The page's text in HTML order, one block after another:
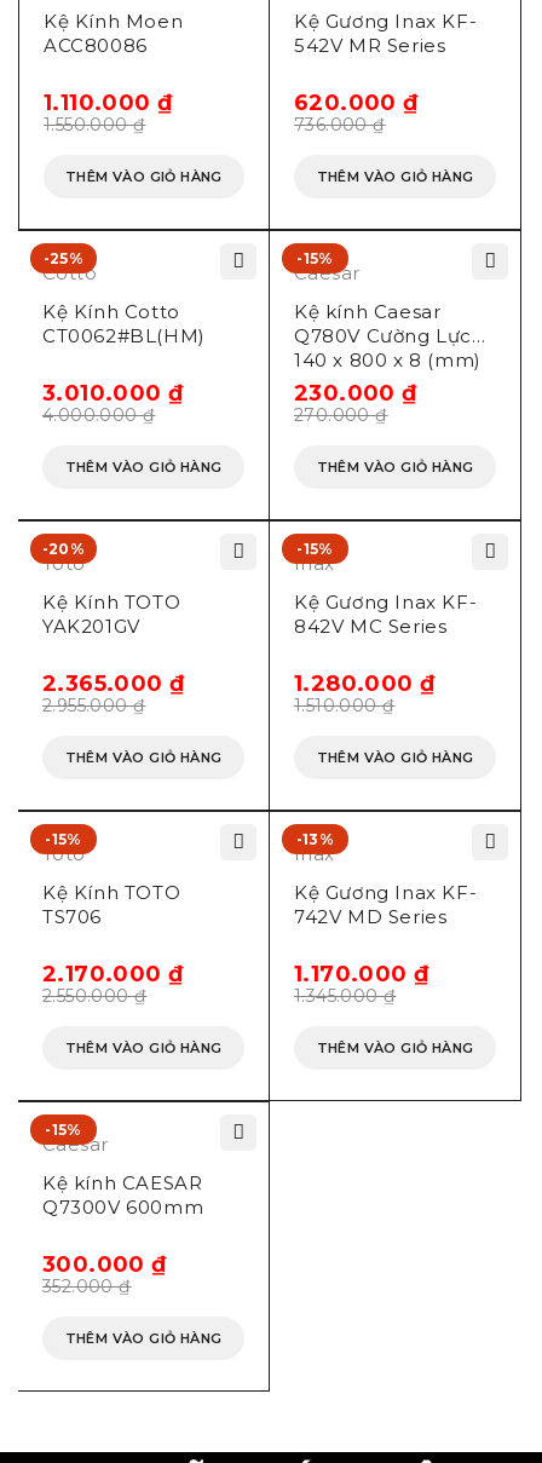
Kệ Kính Moen
ACC80086
1.550.000₫
1.110.000₫
THÊM VÀO GIỎ HÀNG
Kệ Gương Inax KF-
542V MR Series
736.000₫
620.000₫
THÊM VÀO GIỎ HÀNG
-25%
Cotto
Kệ Kính Cotto
CT0062#BL(HM)
4.000.000₫
3.010.000₫
THÊM VÀO GIỎ HÀNG
-15%
Caesar
Kệ kính Caesar
Q780V Cường Lực
140 x 800 x 8 (mm)
270.000₫
230.000₫
THÊM VÀO GIỎ HÀNG
-20%
Toto
Kệ Kính TOTO
YAK201GV
2.955.000₫
2.365.000₫
THÊM VÀO GIỎ HÀNG
-15%
Inax
Kệ Gương Inax KF-
842V MC Series
1.510.000₫
1.280.000₫
THÊM VÀO GIỎ HÀNG
-15%
Toto
Kệ Kính TOTO
TS706
2.550.000₫
2.170.000₫
THÊM VÀO GIỎ HÀNG
-13%
Inax
Kệ Gương Inax KF-
742V MD Series
1.345.000₫
1.170.000₫
THÊM VÀO GIỎ HÀNG
-15%
Caesar
Kệ kính CAESAR
Q7300V 600mm
352.000₫
300.000₫
THÊM VÀO GIỎ HÀNG